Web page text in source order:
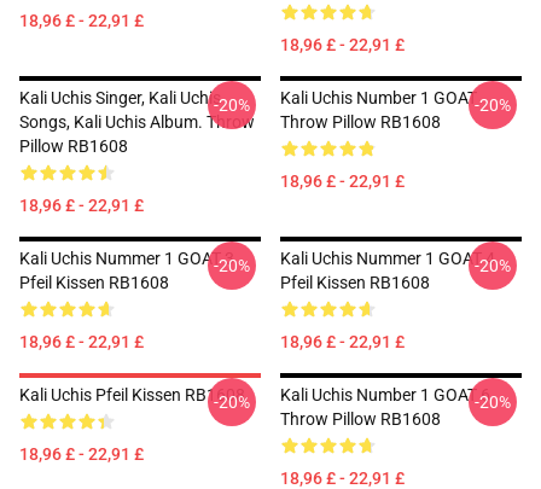
18,96 £ - 22,91 £
18,96 £ - 22,91 £
Kali Uchis Singer, Kali Uchis
Songs, Kali Uchis Album. Throw
Pillow RB1608
18,96 £ - 22,91 £
-20%
Kali Uchis Number 1 GOAT
Throw Pillow RB1608
18,96 £ - 22,91 £
-20%
Kali Uchis Nummer 1 GOAT 3
Pfeil Kissen RB1608
18,96 £ - 22,91 £
-20%
Kali Uchis Nummer 1 GOAT 4
Pfeil Kissen RB1608
18,96 £ - 22,91 £
-20%
Kali Uchis Pfeil Kissen RB1608
18,96 £ - 22,91 £
-20%
Kali Uchis Number 1 GOAT 6
Throw Pillow RB1608
18,96 £ - 22,91 £
-20%